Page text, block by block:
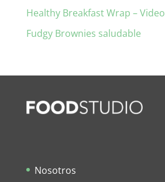
Healthy Breakfast Wrap – Video
Fudgy Brownies saludable
Nosotros